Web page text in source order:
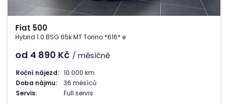
Fiat 500
Hybrid 1.0 BSG 65k MT Torino *616* e
od 4 890 Kč / měsíčně
Roční nájezd: 10 000 km
Doba nájmu:
36 měsíců
Servis:
Full servis